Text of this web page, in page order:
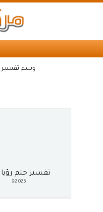
وسم تفسير
تفسير حلم رؤيا
92,025